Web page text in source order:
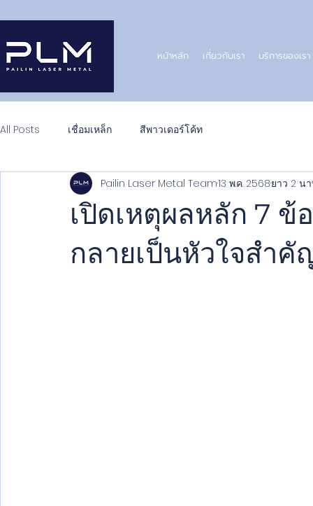
หน้าหลัก เกี่ยวกับเรา บริการของเรา
All Posts เชื่อมเหล็ก สีพาวเดอร์โค้ท
เปิดเหตุผลหลัก 7 ข้
กลายเป็นหัวใจสำ
Pailin Laser Metal Team13 พ.ค. 2568ยาว 2 น